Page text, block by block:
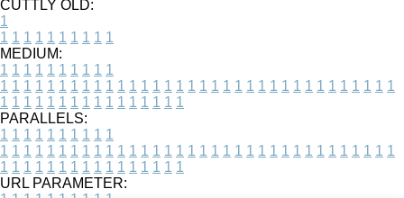
CUTTLY OLD:
1
1 1 1 1 1 1 1 1 1 1
MEDIUM:
1 1 1 1 1 1 1 1 1 1
1 1 1 1 1 1 1 1 1 1 1 1 1 1 1 1 1 1 1 1 1 1 1 1 1 1 1 1 1 1 1 1 1 1
1 1 1 1 1 1 1 1 1 1 1 1 1 1 1 1
PARALLELS:
1 1 1 1 1 1 1 1 1 1
1 1 1 1 1 1 1 1 1 1 1 1 1 1 1 1 1 1 1 1 1 1 1 1 1 1 1 1 1 1 1 1 1 1
1 1 1 1 1 1 1 1 1 1 1 1 1 1 1 1
URL PARAMETER: